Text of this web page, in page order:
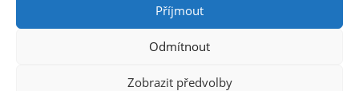
Příjmout
Odmítnout
Zobrazit předvolby